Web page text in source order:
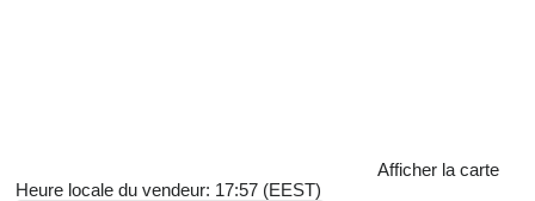
Afficher la carte
Heure locale du vendeur: 17:57 (EEST)